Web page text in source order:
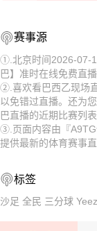
2026-08-
2026-08-
2026-08-
2026-08-
2026-08-
2026-08-
2026-08-
赛事源
①.北京时间2026-07-
巴】准时在线免费直播
②.喜欢看巴西乙现场
以免错过直播。还为
巴直播的近期比赛列
③.页面内容由『A9TG
提供最新的体育赛事
标签
沙足 全民 三分球